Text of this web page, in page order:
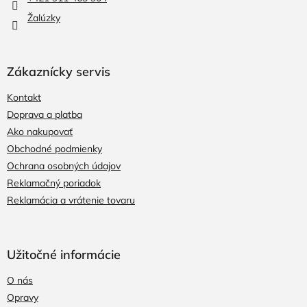
Žalúzky
Zákaznícky servis
Kontakt
Doprava a platba
Ako nakupovať
Obchodné podmienky
Ochrana osobných údajov
Reklamačný poriadok
Reklamácia a vrátenie tovaru
Užitočné informácie
O nás
Opravy